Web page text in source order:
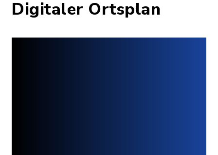
Digitaler Ortsplan